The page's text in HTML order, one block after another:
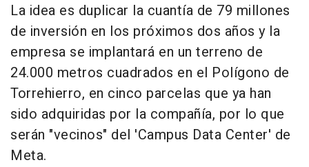
La idea es duplicar la cuantía de 79 millones
de inversión en los próximos dos años y la
empresa se implantará en un terreno de
24.000 metros cuadrados en el Polígono de
Torrehierro, en cinco parcelas que ya han
sido adquiridas por la compañía, por lo que
serán "vecinos" del 'Campus Data Center' de
Meta.